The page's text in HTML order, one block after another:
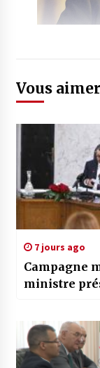
Vous
7 jours ago
Campagne
ministre